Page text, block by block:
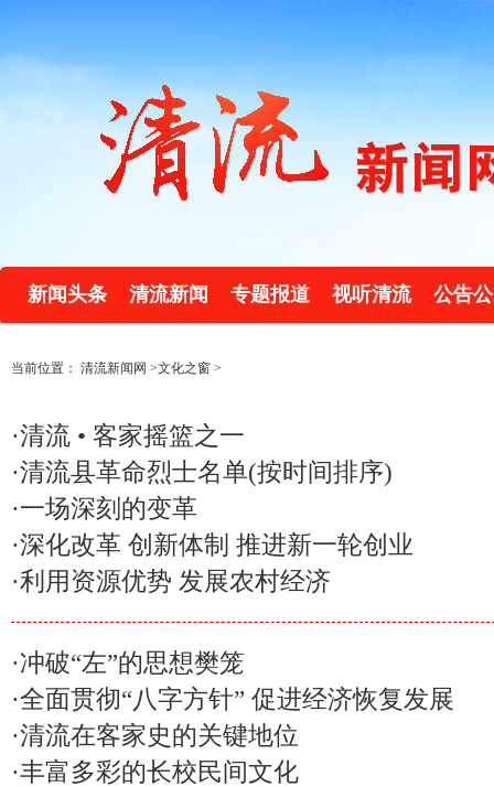
新闻头条 清流新闻 专题报道 视听清流 公告
当前位置： 清流新闻网 >文化之窗 >
·清流 • 客家摇篮之一
·清流县革命烈士名单(按时间排序)
·一场深刻的变革
·深化改革 创新体制 推进新一轮创业
·利用资源优势 发展农村经济
·冲破“左”的思想樊笼
·全面贯彻“八字方针” 促进经济恢复发展
·清流在客家史的关键地位
·丰富多彩的长校民间文化